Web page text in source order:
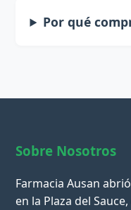
Por qué
Sobre Nosotros
Farmacia Ausan
en la Plaza del